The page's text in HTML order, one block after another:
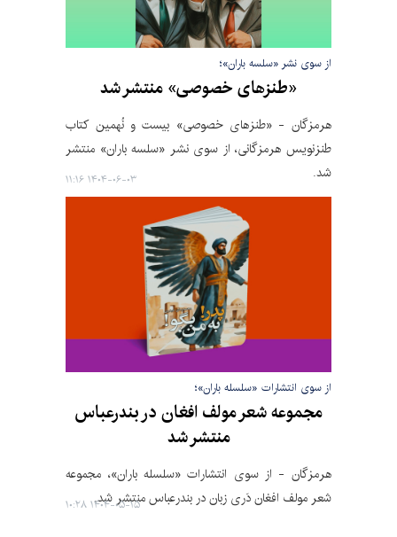
از سوی نشر «سلسه باران»؛
«طنزهای خصوصی» منتشر شد
هرمزگان - «طنزهای خصوصی» بیست و نُهمین کتاب
طنزنویس هرمزگانی، از سوی نشر «سلسه باران» منتشر
شد.
۱۴۰۴-۰۶-۰۳ ۱۱:۱۶
از سوی انتشارات «سلسله باران»؛
مجموعه شعر مولف افغان در بندرعباس
منتشر شد
هرمزگان - از سوی انتشارات «سلسله باران»، مجموعه
شعر مولف افغان دَری زبان در بندرعباس منتشر شد.
۱۴۰۴-۰۵-۱۵ ۱۰:۲۸